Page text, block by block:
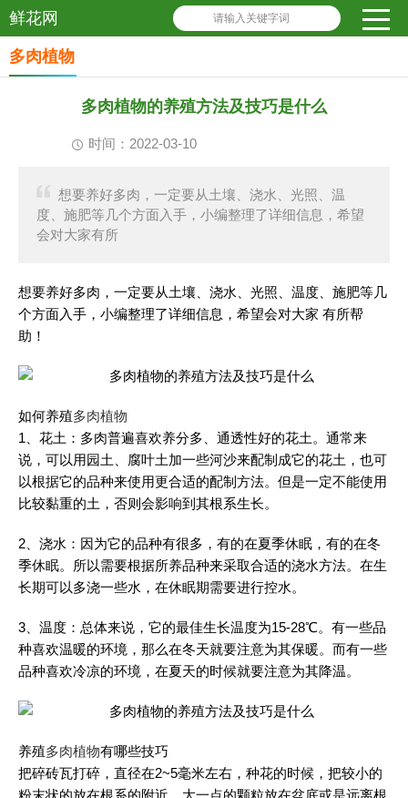
鲜花网 请输入关键字词
多肉植物
多肉植物的养殖方法及技巧是什么
时间：2022-03-10
想要养好多肉，一定要从土壤、浇水、光照、温
度、施肥等几个方面入手，小编整理了详细信息，希望
会对大家有所
想要养好多肉，一定要从土壤、浇水、光照、温度、施肥等几
个方面入手，小编整理了详细信息，希望会对大家 有所帮
助！
如何养殖多肉植物
1、花土：多肉普遍喜欢养分多、通透性好的花土。通常来
说，可以用园土、腐叶土加一些河沙来配制成它的花土，也可
以根据它的品种来使用更合适的配制方法。但是一定不能使用
比较黏重的土，否则会影响到其根系生长。
2、浇水：因为它的品种有很多，有的在夏季休眠，有的在冬
季休眠。所以需要根据所养品种来采取合适的浇水方法。在生
长期可以多浇一些水，在休眠期需要进行控水。
3、温度：总体来说，它的最佳生长温度为15-28℃。有一些品
种喜欢温暖的环境，那么在冬天就要注意为其保暖。而有一些
品种喜欢冷凉的环境，在夏天的时候就要注意为其降温。
养殖多肉植物有哪些技巧
把碎砖瓦打碎，直径在2~5毫米左右，种花的时候，把较小的
粉末状的放在根系的附近，大一点的颗粒放在盆底或是远离根